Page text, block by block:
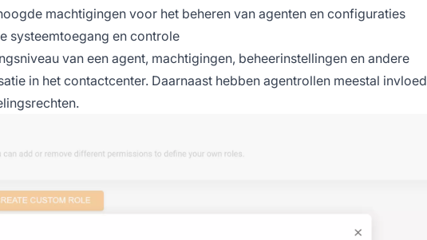
machtigingen voor het beheren van agenten en configuraties
systeemtoegang en controle
van een agent, machtigingen, beheerinstellingen en andere
in het contactcenter. Daarnaast hebben agentrollen meestal invloed